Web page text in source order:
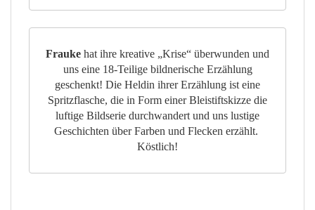
Frauke hat ihre kreative „Krise“ überwunden und
uns eine 18-Teilige bildnerische Erzählung
geschenkt! Die Heldin ihrer Erzählung ist eine
Spritzflasche, die in Form einer Bleistiftskizze die
luftige Bildserie durchwandert und uns lustige
Geschichten über Farben und Flecken erzählt.
Köstlich!